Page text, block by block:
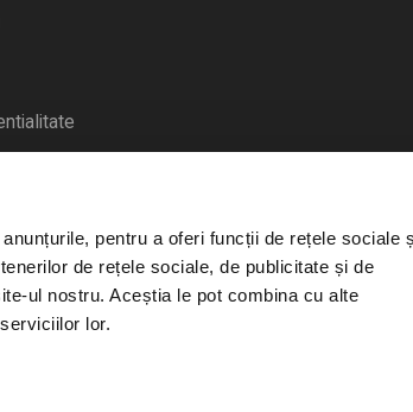
pentru a oferi funcții de rețele sociale
de rețele sociale, de publicitate și de
ul nostru. Aceștia le pot combina cu alte
lor.